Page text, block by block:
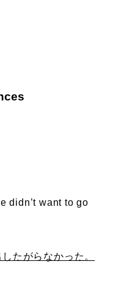
didn’t want to go
たがらなかった。